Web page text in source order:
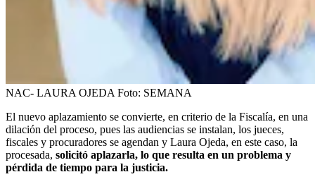
NAC- LAURA OJEDA Foto: SEMANA
El nuevo aplazamiento se convierte, en criterio de la Fiscalía, en una
dilación del proceso, pues las audiencias se instalan, los jueces,
fiscales y procuradores se agendan y Laura Ojeda, en este caso, la
procesada, solicitó aplazarla, lo que resulta en un problema y
pérdida de tiempo para la justicia.